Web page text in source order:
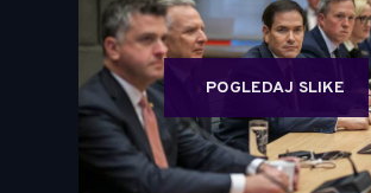
POGLEDAJ SLIKE